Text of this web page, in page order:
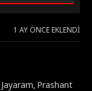
1 AY ÖNCE EKLENDI
Jayaram, Prashant